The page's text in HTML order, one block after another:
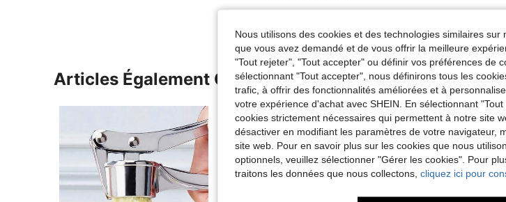
Articles Également Consultés
Nous utilisons des cookies et des technologies similaires
que vous avez demandé et de vous offrir la meilleure
"Tout rejeter", "Tout accepter" ou définir vos préférences de
sélectionnant "Tout accepter", nous définirons tous les
trafic, à offrir des fonctionnalités améliorées et à
votre expérience d'achat avec SHEIN. En sélectionnant
cookies strictement nécessaires qui permettent à notre site
désactiver en modifiant les paramètres de votre navigateur,
site web. Pour en savoir plus sur les cookies que nous
optionnels, veuillez sélectionner "Gérer les cookies". Pour
traitons les données que nous collectons, cliquez ici pour